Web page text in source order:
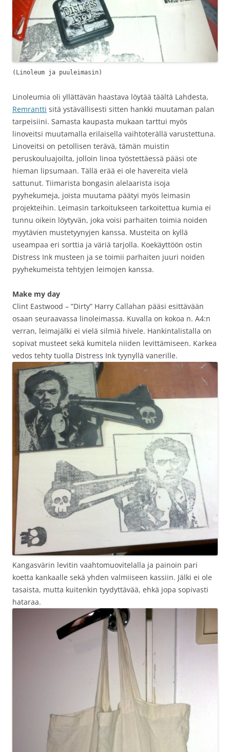
(Linoleum ja puuleimasin)
Linoleumia oli yllättävän haastava löytää täältä Lahdesta,
Remrantti sitä ystävällisesti sitten hankki muutaman palan
tarpeisiini. Samasta kaupasta mukaan tarttui myös
linoveitsi muutamalla erilaisella vaihtoterällä varustettuna.
Linoveitsi on petollisen terävä, tämän muistin
peruskouluajoilta, jolloin linoa työstettäessä pääsi ote
hieman lipsumaan. Tällä erää ei ole havereita vielä
sattunut. Tiimarista bongasin alelaarista isoja
pyyhekumeja, joista muutama päätyi myös leimasin
projekteihin. Leimasin tarkoitukseen tarkoitettua kumia ei
tunnu oikein löytyvän, joka voisi parhaiten toimia noiden
myytävien mustetyynyjen kanssa. Musteita on kyllä
useampaa eri sorttia ja väriä tarjolla. Koekäyttöön ostin
Distress Ink musteen ja se toimii parhaiten juuri noiden
pyyhekumeista tehtyjen leimojen kanssa.
Make my day
Clint Eastwood – ”Dirty” Harry Callahan pääsi esittävään
osaan seuraavassa linoleimassa. Kuvalla on kokoa n. A4:n
verran, leimajälki ei vielä silmiä hivele. Hankintalistalla on
sopivat musteet sekä kumitela niiden levittämiseen. Karkea
vedos tehty tuolla Distress Ink tyynyllä vanerille.
Kangasvärin levitin vaahtomuovitelalla ja painoin pari
koetta kankaalle sekä yhden valmiiseen kassiin. Jälki ei ole
tasaista, mutta kuitenkin tyydyttävää, ehkä jopa sopivasti
hataraa.